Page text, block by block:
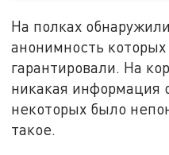
На полках
анонимность
гарантировали. На
никакая информация
некоторых было
такое.